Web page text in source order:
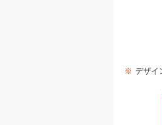
※ デザイ